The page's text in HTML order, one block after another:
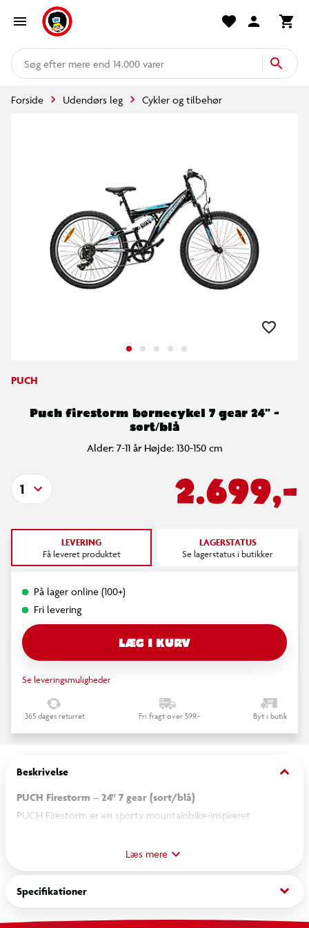
mere end 14.000 varer
Forside Udendørs leg Cykler og tilbehør
PUCH
Puch firestorm børnecykel 7 gear 24" -
sort/blå
Alder: 7-11 år Højde: 130-150 cm
2.699,-
1
LEVERING
Få leveret produktet
LAGERSTATUS
Se lagerstatus i butikker
På lager online (100+)
Fri levering
LÆG I KURV
Se leveringsmuligheder
365 dages returret Fri fragt over 599,- Byt i butik
Beskrivelse keyboard_arrow_down
PUCH Firestorm – 24" 7 gear (sort/blå)
PUCH Firestorm er en sporty mountainbike-inspireret
cykel med gode køreegenskaber til både skolevej og fritid.
Det robuste stålstel kombineret med det sorte og blå design
giver cyklen et moderne og sporty udtryk.
De brede 24” dæk giver god stabilitet og komfort på både
Læs mere
Specifikationer keyboard_arrow_down